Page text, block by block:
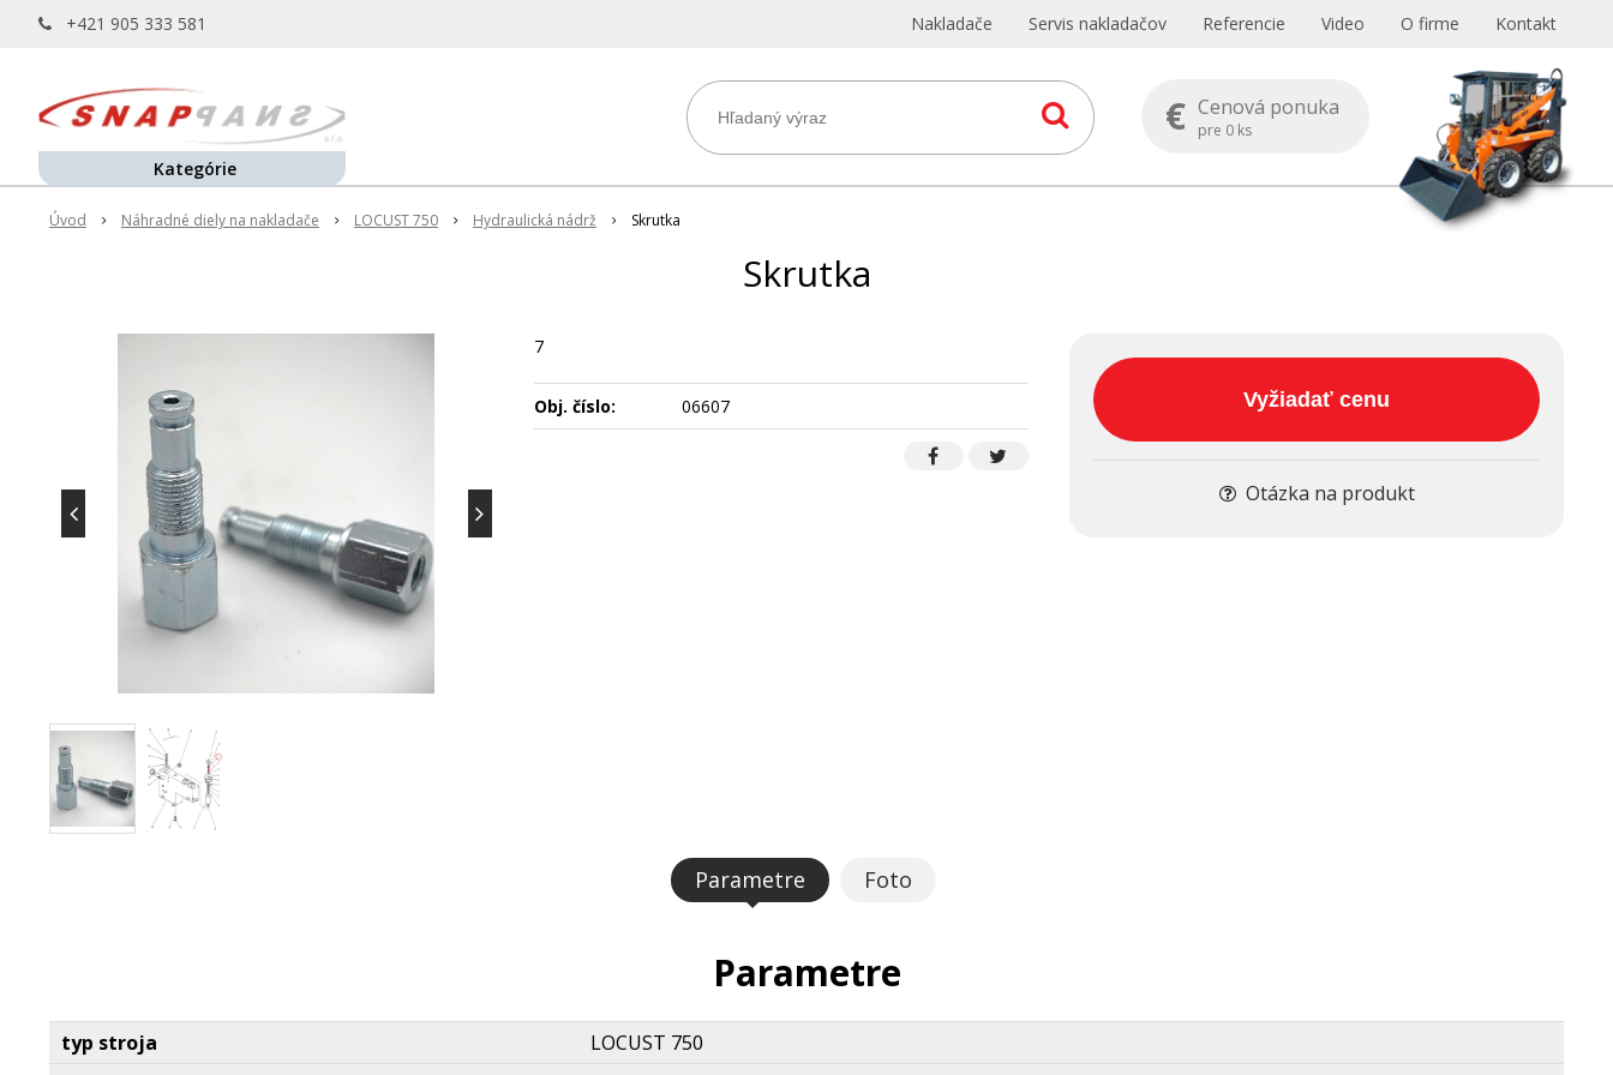
+421 905 333 581
€ Cenová ponuka
pre 0 ks
Nakladače Servis nakladačov Referencie Video O firme Kontakt
Úvod Náhradné diely na nakladače LOCUST 750 Hydraulická nádrž Skrutka
Skrutka
Vyžiadať cenu
Otázka na produkt
7
Obj. číslo: 06607
Parametre Foto
Parametre
typ stroja
LOCUST 750
Kategórie